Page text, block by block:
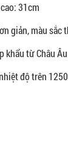
31cm
giản, màu
khẩu từ Châu Âu
độ trên